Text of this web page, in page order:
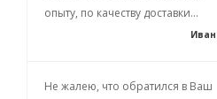
опыту, по качеству доставки...
Иван
Не жалею, что обратился в Ваш